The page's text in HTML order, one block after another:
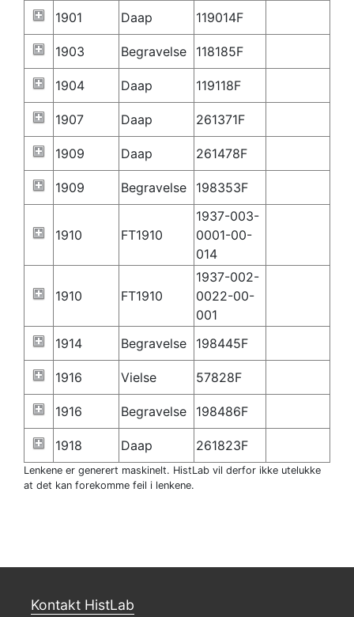
1901
Daap 119014F
1903 Begravelse 118185F
1904 Daap 119118F
1907 Daap 261371F
1909 Daap 261478F
1909 Begravelse 198353F
1910 FT1910
1937-003-
0001-00-
014
1910 FT1910
1937-002-
0022-00-
001
1914
Begravelse 198445F
1916 Vielse 57828F
1916 Begravelse 198486F
1918 Daap 261823F
Lenkene er generert maskinelt. HistLab vil derfor ikke utelukke
at det kan forekomme feil i lenkene.
Kontakt HistLab